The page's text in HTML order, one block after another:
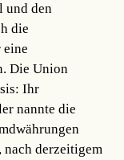
und den
die
eine
Die Union
Ihr
nannte die
derzeitigem